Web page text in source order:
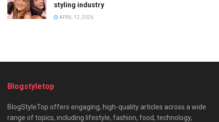
styling industry
APRIL 12, 2026
Blogstyletop
BlogStyleTop offers engaging, high-quality articles across a wide
range of topics, including lifestyle, fashion, food, technology,